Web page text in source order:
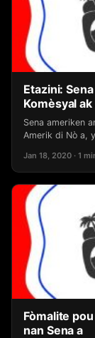
Etazini:
Komèsyal
Sena ameriken
Amerik di Nò a,
Jan 18, 2020 · 1
Fòmalite
nan Sena a